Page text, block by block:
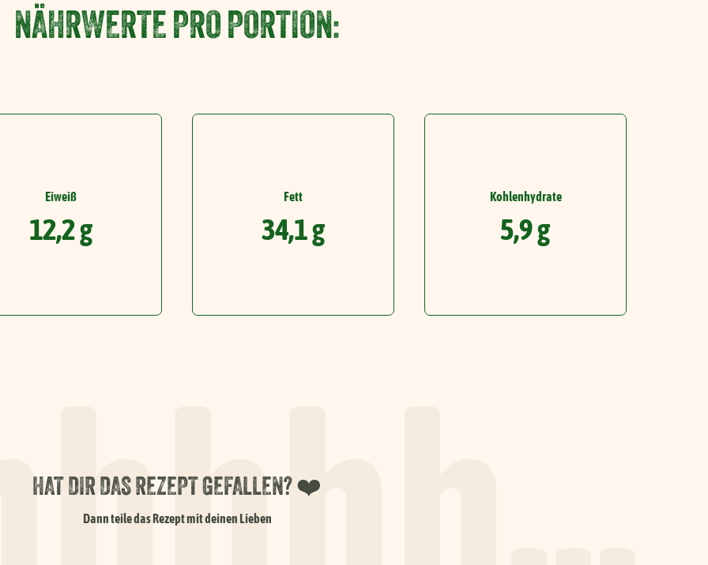
NÄHRWERTE PRO PORTION:
Eiweiß
12,2 g
Fett
34,1 g
Kohlenhydrate
5,9 g
HAT DIR DAS REZEPT GEFALLEN? ❤️
Dann teile das Rezept mit deinen Lieben